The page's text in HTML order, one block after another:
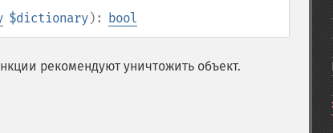
$dictionary): bool
рекомендуют уничтожить объект.